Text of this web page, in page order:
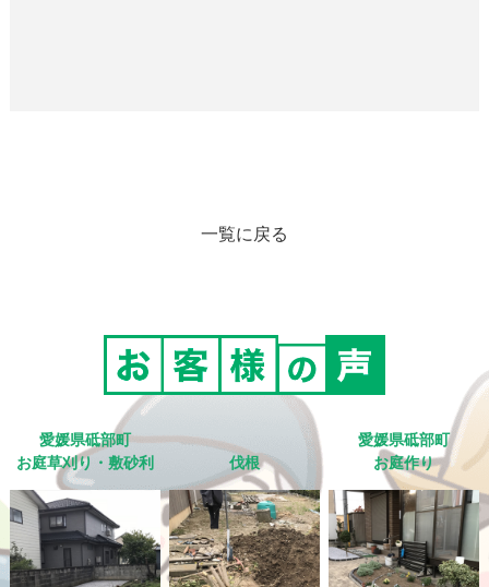
一覧に戻る
愛媛県砥部町
お庭草刈り・敷砂利
伐根
愛媛県砥部町
お庭作り